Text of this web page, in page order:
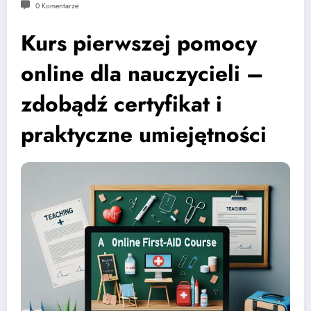
0 Komentarze
Kurs pierwszej pomocy
online dla nauczycieli –
zdobądź certyfikat i
praktyczne umiejętności